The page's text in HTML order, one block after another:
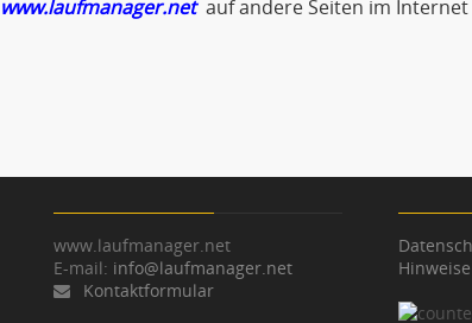
www.laufmanager.net auf andere Seiten im Internet
www.laufmanager.net
E-mail: info@laufmanager.net
Kontaktformular